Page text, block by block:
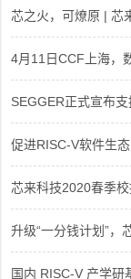
芯之火，可燎原 | 芯
4月11日CCF上海，
SEGGER正式宣布
促进RISC-V软件生
芯来科技2020春季校
升级“一分钱计划”，
国内 RISC-V 产学研